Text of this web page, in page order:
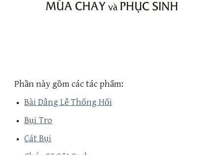
Phần này gồm các tác phẩm:
Bài Dâng Lễ Thống Hối
Bụi Tro
Cát Bụi